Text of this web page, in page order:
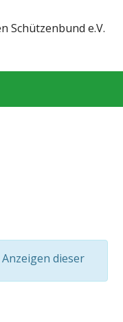
Schützenbund e.V.
dieser